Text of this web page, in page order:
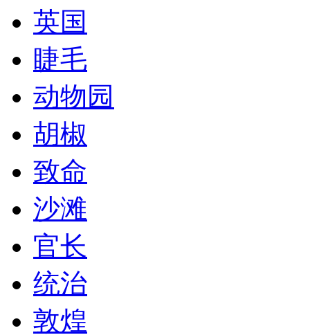
英国
睫毛
动物园
胡椒
致命
沙滩
官长
统治
敦煌